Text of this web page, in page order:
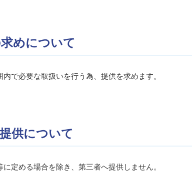
めについて
で必要な取扱いを行う為、提供を求めます。
供について
定める場合を除き、第三者へ提供しません。